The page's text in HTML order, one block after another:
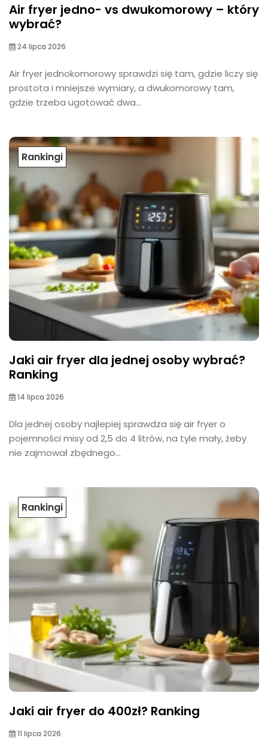
Air fryer jedno- vs dwukomorowy – który
wybrać?
24 lipca 2026
Air fryer jednokomorowy sprawdzi się tam, gdzie liczy się
prostota i mniejsze wymiary, a dwukomorowy tam,
gdzie trzeba ugotować dwa...
Rankingi
Jaki air fryer dla jednej osoby wybrać?
Ranking
14 lipca 2026
Dla jednej osoby najlepiej sprawdza się air fryer o
pojemności misy od 2,5 do 4 litrów, na tyle mały, żeby
nie zajmował zbędnego...
Rankingi
Jaki air fryer do 400zł? Ranking
11 lipca 2026